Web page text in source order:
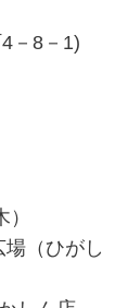
－8－1)
（ひがし